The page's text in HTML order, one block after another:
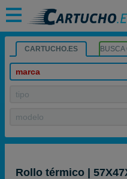
CARTUCHO.ES
marca
tipo
modelo
Rollo térmico |